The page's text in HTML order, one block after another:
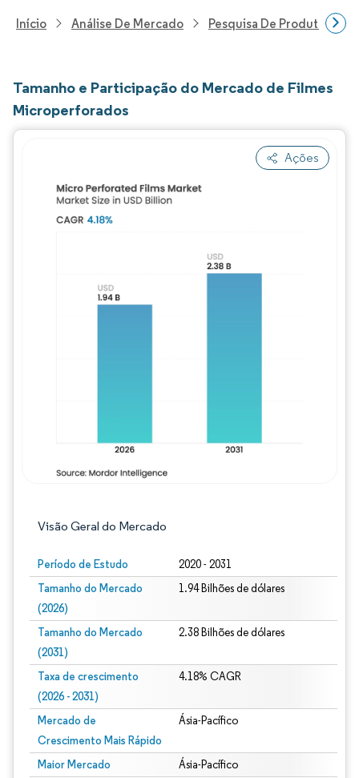
Início Análise De Mercado Pesquisa De Produtos
Tamanho e Participação do Mercado de Filmes
Microperforados
Ações
Visão Geral do Mercado
Período de Estudo 2020 - 2031
Tamanho do Mercado
(2026)
1.94 Bilhões de dólares
Tamanho do Mercado
(2031)
2.38 Bilhões de dólares
Taxa de crescimento
(2026 - 2031)
4.18% CAGR
Mercado de
Crescimento Mais Rápido
Ásia-Pacífico
Maior Mercado Ásia-Pacífico